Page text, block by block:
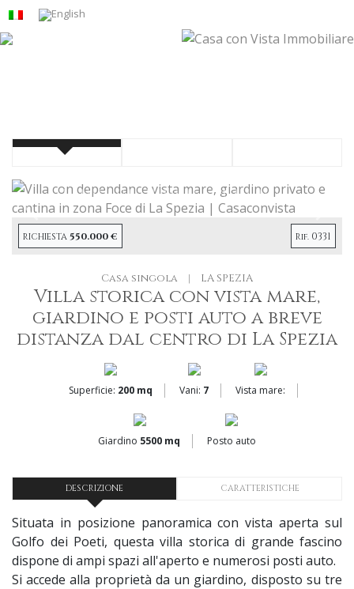
Precendete
RICHIESTA 550.000 € Rif. 0331
Casa singola | LA SPEZIA
Villa storica con vista mare,
giardino e posti auto a breve
distanza dal centro di La Spezia
Superficie: 200 mq Vani: 7 Vista mare:
Giardino 5500 mq Posto auto
DESCRIZIONE CARATTERISTICHE
Situata in posizione panoramica con vista aperta sul
Golfo dei Poeti, questa villa storica di grande fascino
dispone di ampi spazi all'aperto e numerosi posti auto.
Si accede alla proprietà da un giardino, disposto su tre